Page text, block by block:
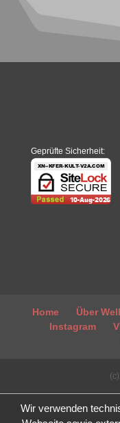
Geprüfte Sicherheit:
Home Über
Instagram
Wir verwenden